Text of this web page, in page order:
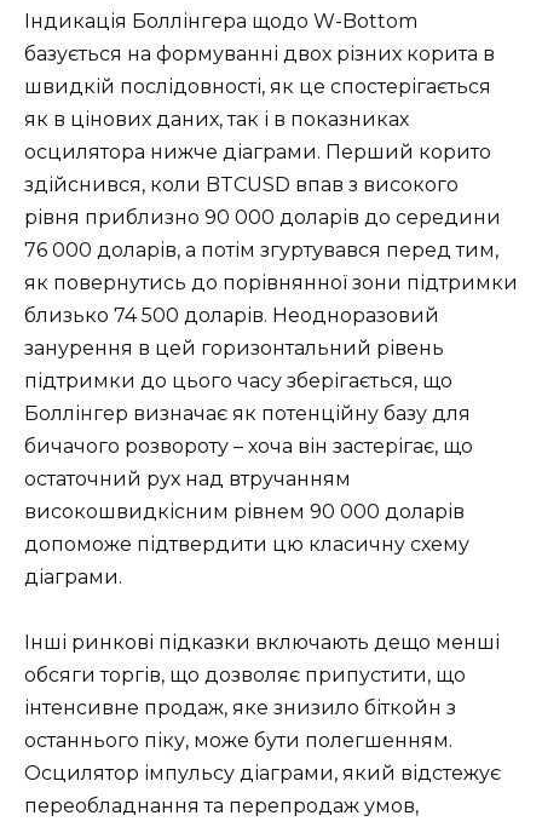
Індикація Боллінгера щодо W-Bottom
базується на формуванні двох різних корита в
швидкій послідовності, як це спостерігається
як в цінових даних, так і в показниках
осцилятора нижче діаграми. Перший корито
здійснився, коли BTCUSD впав з високого
рівня приблизно 90 000 доларів до середини
76 000 доларів, а потім згуртувався перед тим,
як повернутись до порівнянної зони підтримки
близько 74 500 доларів. Неодноразовий
занурення в цей горизонтальний рівень
підтримки до цього часу зберігається, що
Боллінгер визначає як потенційну базу для
бичачого розвороту – хоча він застерігає, що
остаточний рух над втручанням
високошвидкісним рівнем 90 000 доларів
допоможе підтвердити цю класичну схему
діаграми.
Інші ринкові підказки включають дещо менші
обсяги торгів, що дозволяє припустити, що
інтенсивне продаж, яке знизило біткойн з
останнього піку, може бути полегшенням.
Осцилятор імпульсу діаграми, який відстежує
переобладнання та перепродаж умов,